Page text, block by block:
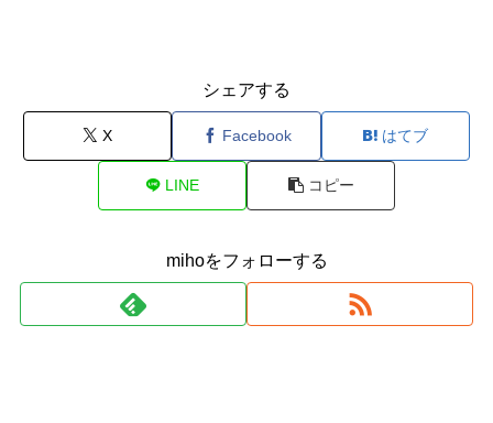
シェアする
X Facebook はてブ
LINE コピー
mihoをフォローする